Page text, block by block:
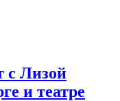
с Лизой
и театре